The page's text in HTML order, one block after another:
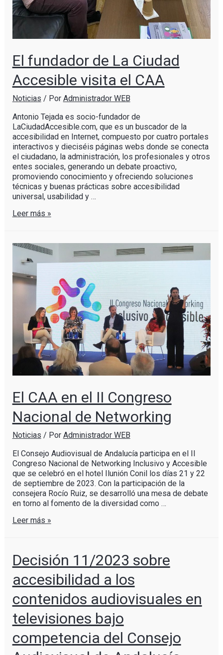
El fundador de La Ciudad
Accesible visita el CAA
Noticias / Por Administrador WEB
Antonio Tejada es socio-fundador de
LaCiudadAccesible.com, que es un buscador de la
accesibilidad en Internet, compuesto por cuatro portales
interactivos y dieciséis páginas webs donde se conecta
el ciudadano, la administración, los profesionales y otros
entes sociales, generando un debate proactivo,
promoviendo conocimiento y ofreciendo soluciones
técnicas y buenas prácticas sobre accesibilidad
universal, usabilidad y …
Leer más »
El CAA en el II Congreso
Nacional de Networking
Noticias / Por Administrador WEB
El Consejo Audiovisual de Andalucía participa en el II
Congreso Nacional de Networking Inclusivo y Accesible
que se celebró en el hotel Ilunión Conil los días 21 y 22
de septiembre de 2023. Con la participación de la
consejera Rocío Ruiz, se desarrolló una mesa de debate
en torno al fomento de la diversidad como …
Leer más »
Decisión 11/2023 sobre
accesibilidad a los
contenidos audiovisuales en
televisiones bajo
competencia del Consejo